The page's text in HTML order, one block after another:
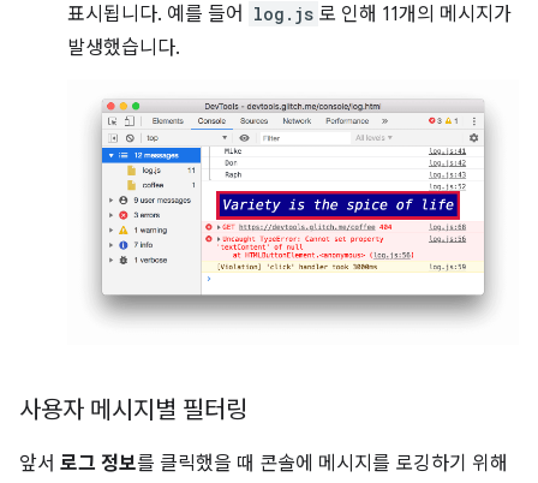
표시됩니다. 예를 들어
log.js 로 인해 11개의 메시지가
발생했습니다.
사용자 메시지별 필터링
앞서 로그 정보를 클릭했을 때 콘솔에 메시지를 로깅하기 위해